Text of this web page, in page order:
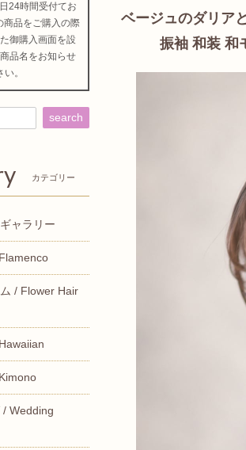
ベージュのダリア
振袖 和装 和
24時間受付てお
商品をご購入の際
御購入画面を設
品名をお知らせ
。
search
カテゴリー
ャラリー
/ Flower Hair
/ Wedding